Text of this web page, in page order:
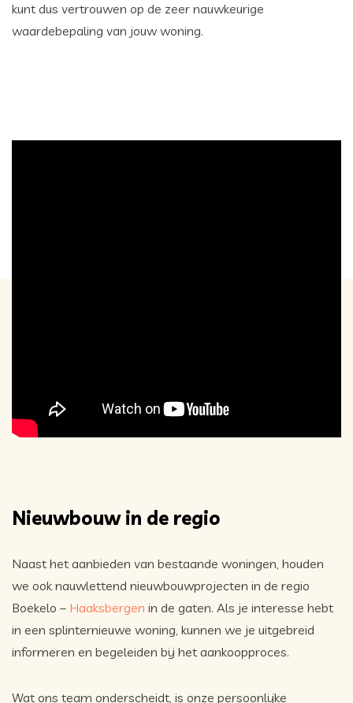
kunt dus vertrouwen op de zeer nauwkeurige
waardebepaling van jouw woning.
Nieuwbouw in de regio
Naast het aanbieden van bestaande woningen, houden
we ook nauwlettend nieuwbouwprojecten in de regio
Boekelo – Haaksbergen in de gaten. Als je interesse hebt
in een splinternieuwe woning, kunnen we je uitgebreid
informeren en begeleiden bij het aankoopproces.
Wat ons team onderscheidt, is onze persoonlijke